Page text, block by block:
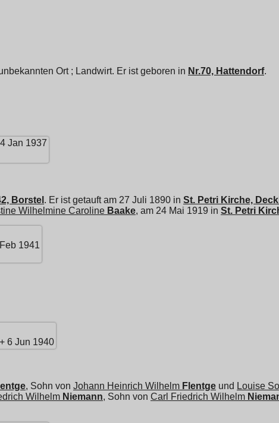
Ort ; Landwirt. Er ist geboren in Nr.70, Hattendorf.
Jan 1937
Borstel . Er ist getauft am 27 Juli 1890 in St. Petri Kirche,
Wilhelmine Caroline Baake, am 24 Mai 1919 in St. Petri
1941
6 Jun 1940
, Sohn von Johann Heinrich Wilhelm Flentge und Louise
Wilhelm Niemann, Sohn von Carl Friedrich Wilhelm